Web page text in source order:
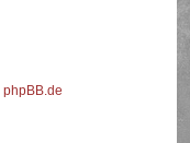
phpBB.de